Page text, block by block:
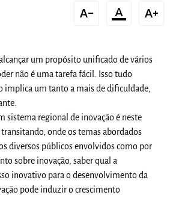
text_decrease format_color_text text_increase
um propósito unificado de vários
não é uma tarefa fácil. Isso tudo
implica um tanto a mais de dificuldade,
sistema regional de inovação é neste
onde os temas abordados
diversos públicos envolvidos como por
sobre inovação, saber qual a
inovativo para o desenvolvimento da
pode induzir o crescimento